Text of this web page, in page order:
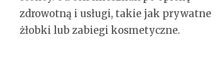
zdrowotną i usługi, takie jak prywatne
żłobki lub zabiegi kosmetyczne.